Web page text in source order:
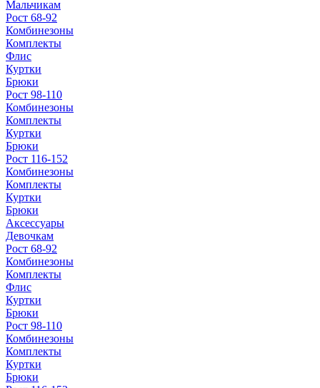
Мальчикам
Рост 68-92
Комбинезоны
Комплекты
Флис
Куртки
Брюки
Рост 98-110
Комбинезоны
Комплекты
Куртки
Брюки
Рост 116-152
Комбинезоны
Комплекты
Куртки
Брюки
Аксессуары
Девочкам
Рост 68-92
Комбинезоны
Комплекты
Флис
Куртки
Брюки
Рост 98-110
Комбинезоны
Комплекты
Куртки
Брюки